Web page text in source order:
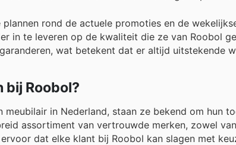
rond de actuele promoties en de
in te leveren op de kwaliteit die ze van Roobol
wat betekent dat er altijd uitstekende
bij Roobol?
meubilair in Nederland, staan ze bekend om hun
assortiment van vertrouwde merken, zowel
dat elke klant bij Roobol kan slagen met